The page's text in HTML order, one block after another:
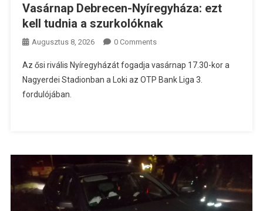
Vasárnap Debrecen-Nyíregyháza: ezt
kell tudnia a szurkolóknak
Augusztus 8, 2026 0 Comments
Az ősi rivális Nyíregyházát fogadja vasárnap 17.30-kor a
Nagyerdei Stadionban a Loki az OTP Bank Liga 3.
fordulójában.